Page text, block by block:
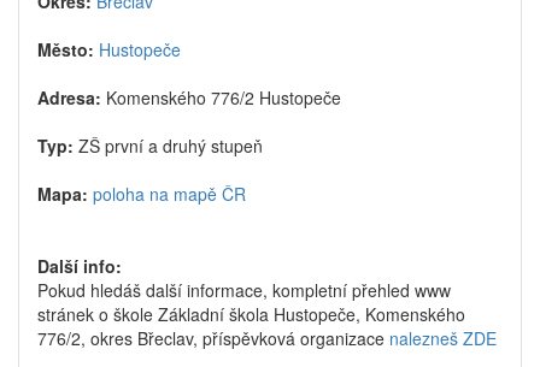
Město: Hustopeče
Adresa: Komenského 776/2 Hustopeče
Typ: ZŠ první a druhý stupeň
Mapa: poloha na mapě ČR
Další info:
Pokud hledáš další informace, kompletní přehled www
stránek o škole Základní škola Hustopeče, Komenského
776/2, okres Břeclav, příspěvková organizace nalezneš ZDE